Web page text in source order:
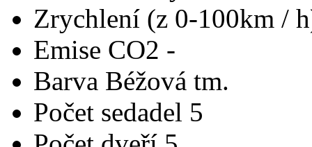
Zrychlení (z 0-100km /
Emise CO2 -
Barva Béžová tm.
Počet sedadel 5